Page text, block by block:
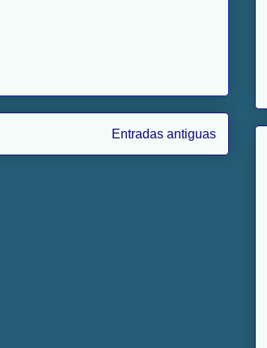
Entradas antiguas